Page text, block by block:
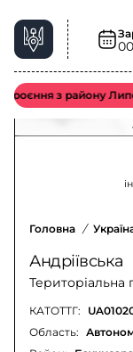
з району
Хімічна
Оновлення
Головна /
Андріївська
Територіальна
КАТОТТГ:
Область: